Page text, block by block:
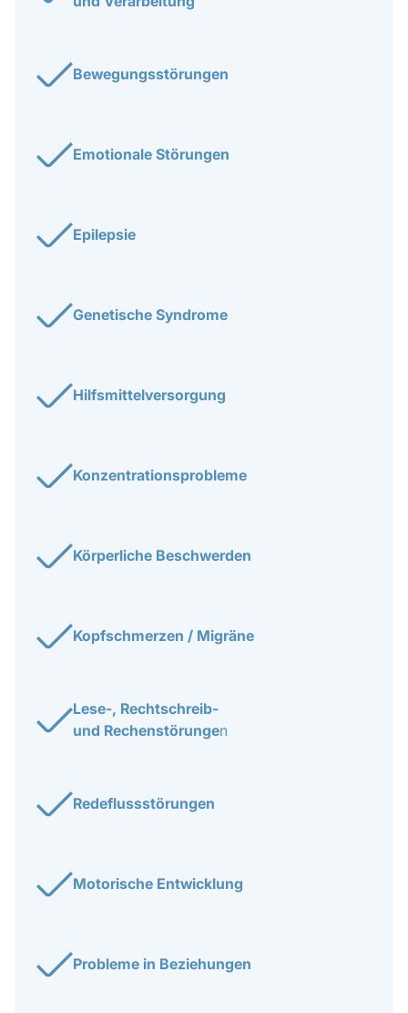
Bewegungsstörungen
Emotionale Störungen
Epilepsie
Genetische Syndrome
Hilfsmittelversorgung
Konzentrationsprobleme
Körperliche Beschwerden
Kopfschmerzen / Migräne
Lese-, Rechtschreib-
und Rechenstörungen
Redeflussstörungen
Motorische Entwicklung
Probleme in Beziehungen